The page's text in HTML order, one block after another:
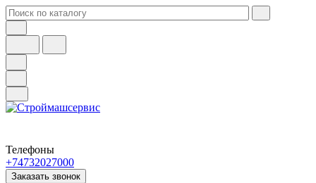
Телефоны
+74732027000
Заказать звонок